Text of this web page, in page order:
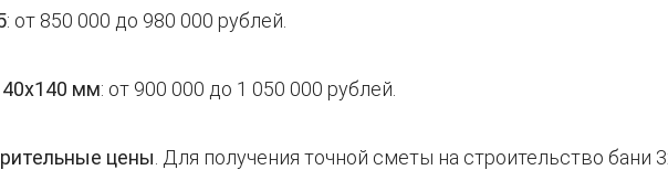
: от 850 000 до 980 000 рублей.
мм: от 900 000 до 1 050 000 рублей.
цены . Для получения точной сметы на строительство бани